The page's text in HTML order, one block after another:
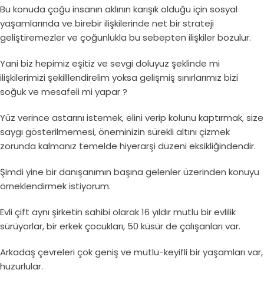
Bu konuda çoğu insanın aklının karışık olduğu için sosyal
yaşamlarında ve birebir ilişkilerinde net bir strateji
geliştiremezler ve çoğunlukla bu sebepten ilişkiler bozulur.
Yani biz hepimiz eşitiz ve sevgi doluyuz şeklinde mi
ilişkilerimizi şekilllendirelim yoksa gelişmiş sınırlarımız bizi
soğuk ve mesafeli mi yapar ?
Yüz verince astarını istemek, elini verip kolunu kaptırmak, size
saygı gösterilmemesi, öneminizin sürekli altını çizmek
zorunda kalmanız temelde hiyerarşi düzeni eksikliğindendir.
Şimdi yine bir danışanımın başına gelenler üzerinden konuyu
örneklendirmek istiyorum.
Evli çift aynı şirketin sahibi olarak 16 yıldır mutlu bir evlilik
sürüyorlar, bir erkek çocukları, 50 küsür de çalışanları var.
Arkadaş çevreleri çok geniş ve mutlu-keyifli bir yaşamları var,
huzurlular.